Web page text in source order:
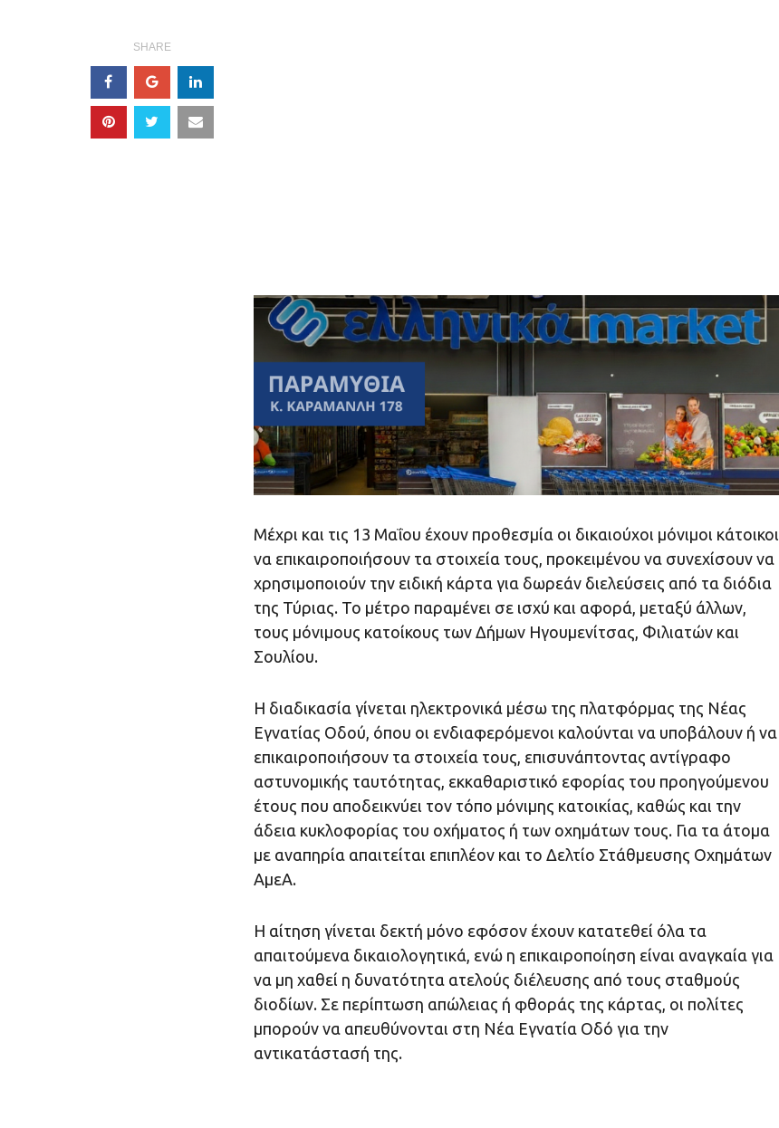
SHARE
Μέχρι και τις 13 Μαΐου έχουν προθεσμία οι δικαιούχοι μόνιμοι κάτοικοι
να επικαιροποιήσουν τα στοιχεία τους, προκειμένου να συνεχίσουν να
χρησιμοποιούν την ειδική κάρτα για δωρεάν διελεύσεις από τα διόδια
της Τύριας. Το μέτρο παραμένει σε ισχύ και αφορά, μεταξύ άλλων,
τους μόνιμους κατοίκους των Δήμων Ηγουμενίτσας, Φιλιατών και
Σουλίου.
Η διαδικασία γίνεται ηλεκτρονικά μέσω της πλατφόρμας της Νέας
Εγνατίας Οδού, όπου οι ενδιαφερόμενοι καλούνται να υποβάλουν ή να
επικαιροποιήσουν τα στοιχεία τους, επισυνάπτοντας αντίγραφο
αστυνομικής ταυτότητας, εκκαθαριστικό εφορίας του προηγούμενου
έτους που αποδεικνύει τον τόπο μόνιμης κατοικίας, καθώς και την
άδεια κυκλοφορίας του οχήματος ή των οχημάτων τους. Για τα άτομα
με αναπηρία απαιτείται επιπλέον και το Δελτίο Στάθμευσης Οχημάτων
ΑμεΑ.
Η αίτηση γίνεται δεκτή μόνο εφόσον έχουν κατατεθεί όλα τα
απαιτούμενα δικαιολογητικά, ενώ η επικαιροποίηση είναι αναγκαία για
να μη χαθεί η δυνατότητα ατελούς διέλευσης από τους σταθμούς
διοδίων. Σε περίπτωση απώλειας ή φθοράς της κάρτας, οι πολίτες
μπορούν να απευθύνονται στη Νέα Εγνατία Οδό για την
αντικατάστασή της.